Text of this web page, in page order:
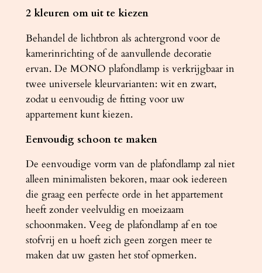
2 kleuren om uit te kiezen
Behandel de lichtbron als achtergrond voor de
kamerinrichting of de aanvullende decoratie
ervan. De MONO plafondlamp is verkrijgbaar in
twee universele kleurvarianten: wit en zwart,
zodat u eenvoudig de fitting voor uw
appartement kunt kiezen.
Eenvoudig schoon te maken
De eenvoudige vorm van de plafondlamp zal niet
alleen minimalisten bekoren, maar ook iedereen
die graag een perfecte orde in het appartement
heeft zonder veelvuldig en moeizaam
schoonmaken. Veeg de plafondlamp af en toe
stofvrij en u hoeft zich geen zorgen meer te
maken dat uw gasten het stof opmerken.